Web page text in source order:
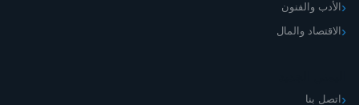
الأدب والفنون
الاقتصاد والمال
اتصل بنا